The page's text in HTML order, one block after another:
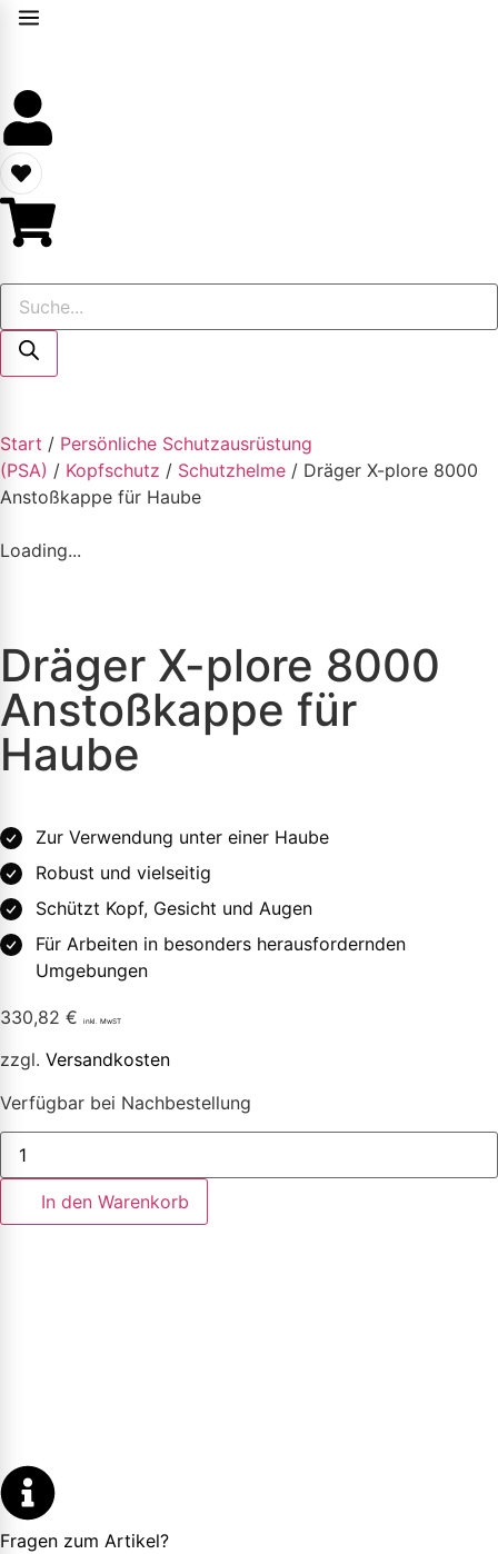
Start / Persönliche Schutzausrüstung
(PSA) / Kopfschutz / Schutzhelme / Dräger X-plore 8000
Anstoßkappe für Haube
Loading...
Dräger X-plore 8000
Anstoßkappe für
Haube
Zur Verwendung unter einer Haube
Robust und vielseitig
Schützt Kopf, Gesicht und Augen
Für Arbeiten in besonders herausfordernden
Umgebungen
330,82 € inkl. MwST
zzgl. Versandkosten
Verfügbar bei Nachbestellung
In den Warenkorb
Fragen zum Artikel?